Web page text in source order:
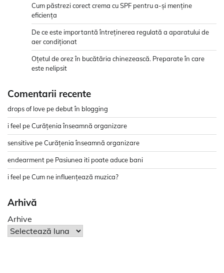
Cum păstrezi corect crema cu SPF pentru a-și menține
eficiența
De ce este importantă întreținerea regulată a aparatului de
aer condiționat
Oțetul de orez în bucătăria chinezească. Preparate în care
este nelipsit
Comentarii recente
drops of love pedebut în blogging
i feel peCurățenia înseamnă organizare
sensitive peCurățenia înseamnă organizare
endearment pe Pasiunea iti poate aduce bani
i feel peCum ne influențează muzica?
Arhivă
Arhive